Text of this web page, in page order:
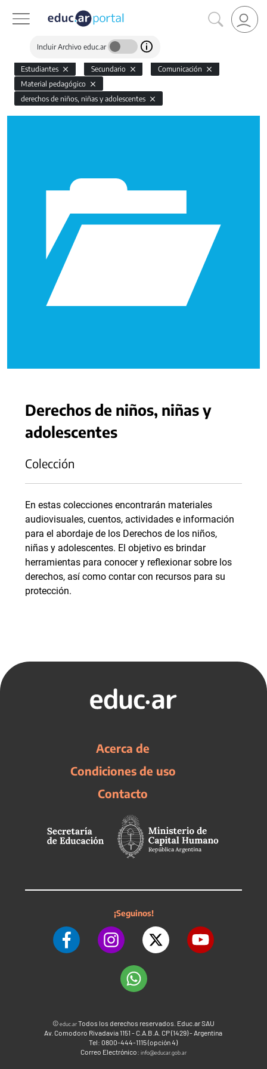
Incluir Archivo educ.ar
Estudiantes Secundario
Comunicación
Material pedagógico
derechos de niños, niñas y adolescentes
Derechos de niños, niñas y
adolescentes
Colección
En estas colecciones encontrarán materiales
audiovisuales, cuentos, actividades e información
para el abordaje de los Derechos de los niños,
niñas y adolescentes. El objetivo es brindar
herramientas para conocer y reflexionar sobre los
derechos, así como contar con recursos para su
protección.
Acerca de
Condiciones de uso
Contacto
¡Seguinos!
©educ.arTodos los derechos reservados. Educ.ar SAU
Av. Comodoro Rivadavia 1151 - C.A.B.A. CP (1429) - Argentina
Tel: 0800-444-1115 (opción 4)
Correo Electrónico: info@educar.gob.ar